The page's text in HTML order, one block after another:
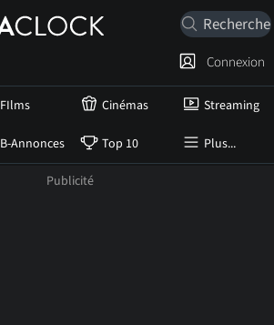
FIlms Cinémas Streaming
B-Annonces Top 10 Plus...
Connexion